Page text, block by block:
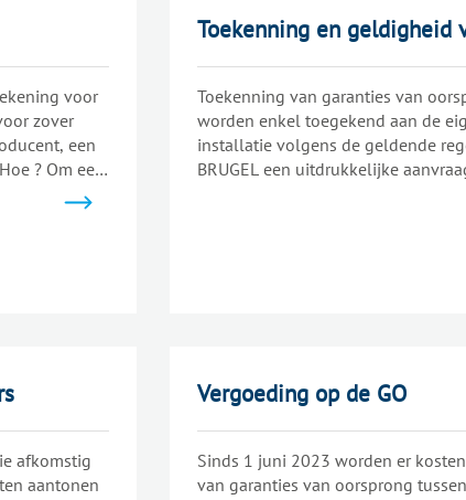
voor
zover
een
? Om een
Toekenning en geldigheid
Toekenning van garanties van
worden enkel toegekend aan de
installatie volgens de geldende
BRUGEL een uitdrukkelijke
aanvang van in aanmerking
afkomstig
aantonen
Vergoeding op de GO
Sinds 1 juni 2023 worden er
van garanties van oorsprong